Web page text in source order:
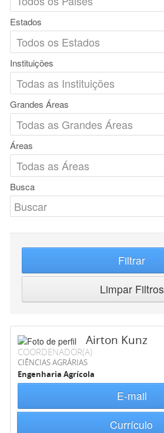
Estados
Instituições
Grandes Áreas
Áreas
Busca
Filtrar
Limpar Filtros
Airton Kunz
COORDENADOR(A)
CIÊNCIAS AGRÁRIAS
Engenharia Agrícola
E-mail
Currículo